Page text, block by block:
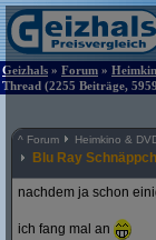
Geizhals » Forum »
Thread (2255 Beiträge,
^ Forum Heimkino &
Blu Ray
nachdem ja schon
ich fang mal an